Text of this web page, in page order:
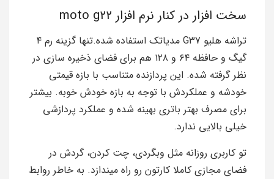
سخت افزار در کنار نرم افزار moto g22
تراشه هلیو G37 مدیاتک استفاده شده.تنها گزینه رم ۴
گیگ و حافظه ۶۴ و ۱۲۸ هم برای فضای ذخیره سازی در
نظر گرفته شده. این پردازنده متناسب با بازه قیمتی
خودشه و عملکردش با توجه به بازه خودش خوبه. بیشتر
برای مصرف بهتر باتری بهینه شده و عملکرد پردازشی
خیلی بالایی ندارد.
تو کاربری روزانه مثل وبگردی، چت کردن، گردش در
فضای مجازی کاملا کارتون رو راه میندازد. به خاطر روابط